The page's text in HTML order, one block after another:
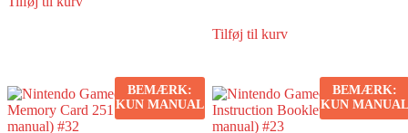
Tilføj til kurv
BEMÆRK:
KUN MANUAL
BEMÆRK:
KUN MANUAL